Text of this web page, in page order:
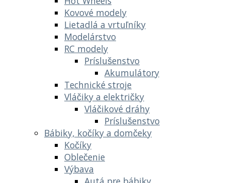
Kovové modely
Lietadlá a vrtuľníky
Modelárstvo
RC modely
Príslušenstvo
Akumulátory
Technické stroje
Vláčiky a električky
Vláčikové dráhy
Príslušenstvo
Bábiky, kočíky a domčeky
Kočíky
Oblečenie
Výbava